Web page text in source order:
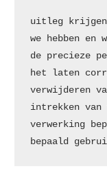
uitleg krijgen
we hebben en
de precieze
het laten
verwijderen
intrekken van
verwerking
bepaald